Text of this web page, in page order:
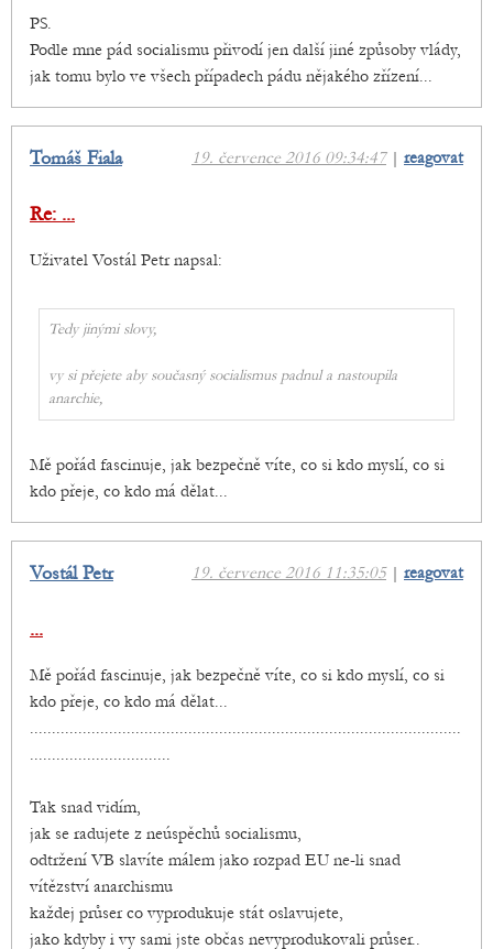
PS.
Podle mne pád socialismu přivodí jen další jiné způsoby vlády,
jak tomu bylo ve všech případech pádu nějakého zřízení...
19. července 2016 09:34:47| reagovat
Tomáš Fiala
Re: ...
Uživatel Vostál Petr napsal:
Tedy jinými slovy,
vy si přejete aby současný socialismus padnul a nastoupila
anarchie,
Mě pořád fascinuje, jak bezpečně víte, co si kdo myslí, co si
kdo přeje, co kdo má dělat...
19. července 2016 11:35:05| reagovat
Vostál Petr
...
Mě pořád fascinuje, jak bezpečně víte, co si kdo myslí, co si
kdo přeje, co kdo má dělat...
..................................................................................................
................................
Tak snad vidím,
jak se radujete z neúspěchů socialismu,
odtržení VB slavíte málem jako rozpad EU ne-li snad
vítězství anarchismu
každej průser co vyprodukuje stát oslavujete,
jako kdyby i vy sami jste občas nevyprodukovali průser..